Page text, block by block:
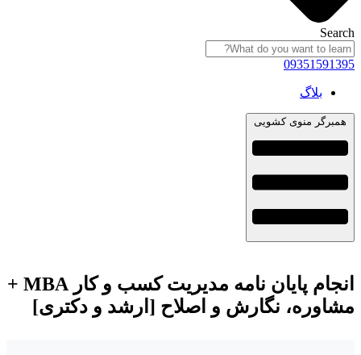
بلاگ
منوی کشویی
انجام پایان نامه مدیریت کسب و کار MBA +
نگارش و اصلاح [ارشد و دکتری]